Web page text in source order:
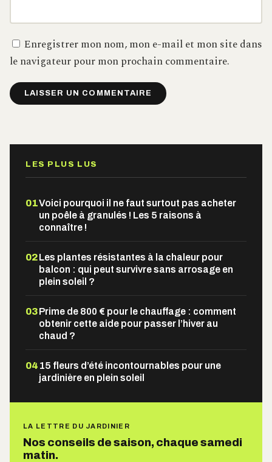
Enregistrer mon nom, mon e-mail et mon site dans
le navigateur pour mon prochain commentaire.
LES PLUS LUS
01Voici pourquoi il ne faut surtout pas acheter
un poêle à granulés ! Les 5 raisons à
connaître !
02Les plantes résistantes à la chaleur pour
balcon : qui peut survivre sans arrosage en
plein soleil ?
03Prime de 800 € pour le chauffage : comment
obtenir cette aide pour passer l’hiver au
chaud ?
04 15 fleurs d’été incontournables pour une
jardinière en plein soleil
LA LETTRE DU JARDINIER
Nos conseils de saison, chaque samedi
matin.